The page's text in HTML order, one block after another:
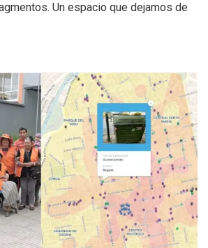
Un espacio que dejamos de